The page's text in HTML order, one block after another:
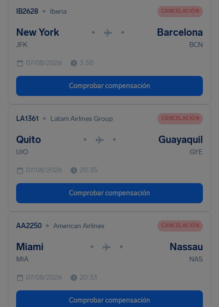
IB2628 • Iberia CANCELACIÓN
New York • • Barcelona
JFK BCN
07/08/2026 3:50
Comprobar compensación
LA1361 • Latam Airlines Group CANCELACIÓN
Quito • • Guayaquil
UIO GYE
07/08/2026 20:35
Comprobar compensación
AA2250 • American Airlines CANCELACIÓN
Miami • • Nassau
MIA NAS
07/08/2026 20:33
Comprobar compensación